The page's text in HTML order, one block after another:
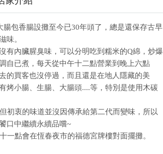
包香腸設攤至今已30年頭了，總是還保存古早
味。
有內臟腥臭味，可以分明吃到糯米的Q綿，炒爆
自已煮，每天從中午十二點營業到晚上六點
的買客也沒停過，而且還是在地人隱藏的美
烤小腸、生腸、大腸頭....等，特別是使用木碳
初衷的味道並沒因傳承給第二代而變味，所以
口中繼續永續品嚐~
一點會在恆春夜市的福德宮牌樓對面擺攤。